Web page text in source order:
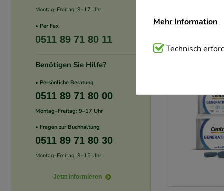
Mehr Information
Technisch
Website
verzichtet werden
Diese
beispielsweise
Verhaltensweisen
auf Ihre
Technisch
Montag–Freitag: 9–17 Uhr
• Per Fax
0511 89 71 80 11
Benötigen Sie Hilfe?
• Persönliche Beratung
0511 89 71 80 00
Montag–Freitag: 9–17 Uhr
• Fragen zur Buchhaltung
0511 89 71 80 30
Montag–Freitag: 9–15 Uhr
Jetzt informieren